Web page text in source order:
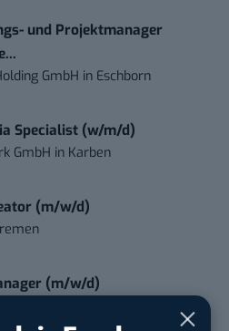
und Projektmanager
GmbH in Eschborn
Specialist (w/m/d)
GmbH in Karben
(m/w/d)
(m/w/d)